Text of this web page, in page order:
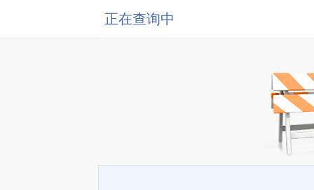
正在查询中